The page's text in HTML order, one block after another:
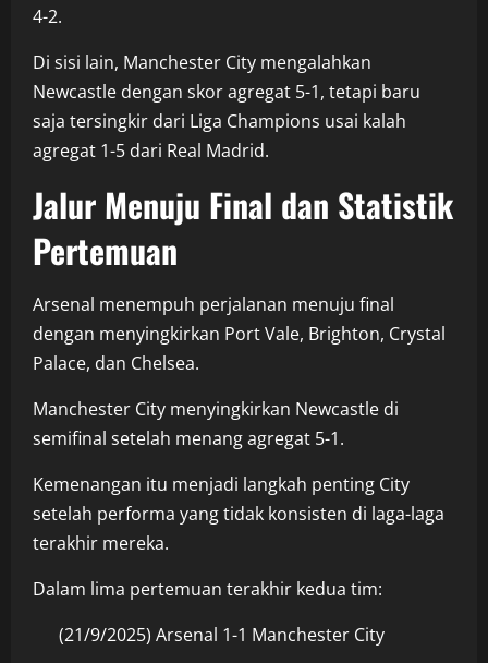
4-2.
Di sisi lain, Manchester City mengalahkan
Newcastle dengan skor agregat 5-1, tetapi baru
saja tersingkir dari Liga Champions usai kalah
agregat 1-5 dari Real Madrid.
Jalur Menuju Final dan Statistik
Pertemuan
Arsenal menempuh perjalanan menuju final
dengan menyingkirkan Port Vale, Brighton, Crystal
Palace, dan Chelsea.
Manchester City menyingkirkan Newcastle di
semifinal setelah menang agregat 5-1.
Kemenangan itu menjadi langkah penting City
setelah performa yang tidak konsisten di laga-laga
terakhir mereka.
Dalam lima pertemuan terakhir kedua tim:
(21/9/2025) Arsenal 1-1 Manchester City